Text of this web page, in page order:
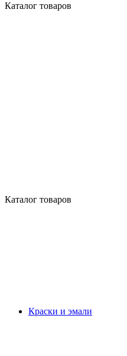
Каталог товаров
Каталог товаров
Краски и эмали